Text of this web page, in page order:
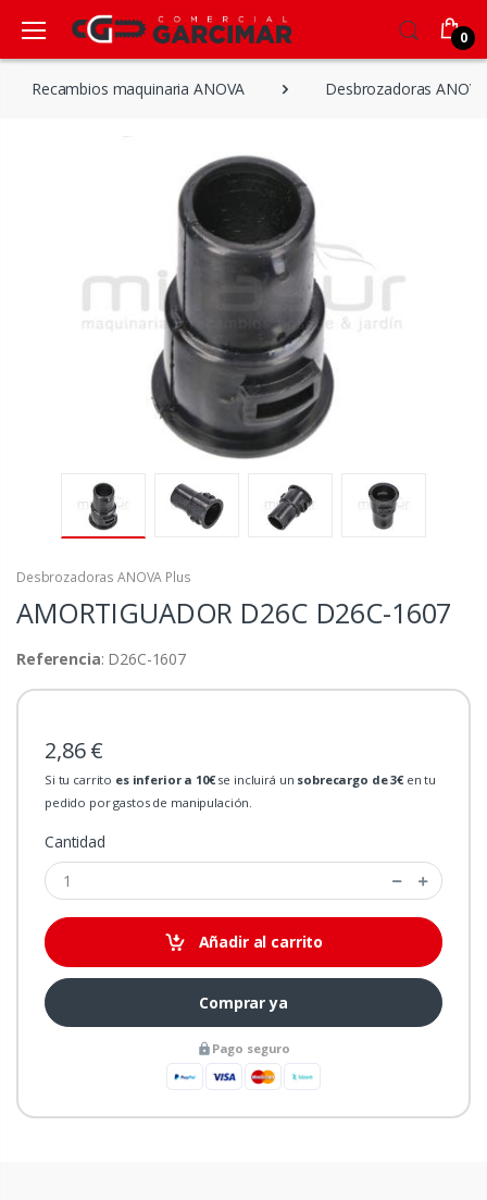
0
Recambios maquinaria ANOVA Desbrozadoras
Desbrozadoras ANOVA Plus
AMORTIGUADOR D26C D26C-1607
Referencia: D26C-1607
2,86 €
Si tu carrito es inferior a 10€se incluirá un sobrecargo de 3€en tu
pedido por gastos de manipulación.
Cantidad
Añadir al carrito
Comprar ya
Pago seguro